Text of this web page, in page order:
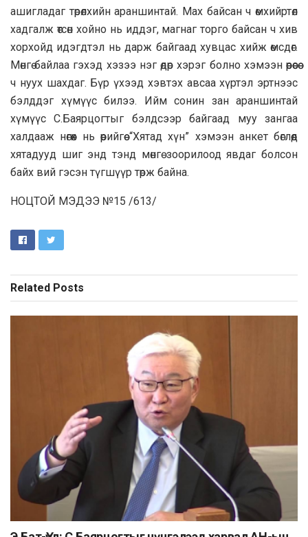
ашигладаг төрөлхийн араншинтай. Мах байсан ч өмхийртөл
хадгалж өтсөн хойно нь иддэг, магнаг торго байсан ч хив
хорхойд идэгдтэл нь дарж байгаад хувцас хийж өмсдөг.
Мөнгө байлаа гэхэд хэзээ нэг өдөр хэрэг болно хэмээн өөрөөсөө
ч нуух шахдаг. Бүр үхээд хэвтэх авсаа хүртэл эртнээс
бэлддэг хүмүүс билээ. Ийм сонин зан араншинтай
хүмүүс С.Баярцогтыг бэлдсээр байгаад муу зангаа
халдааж нөгөөх нь өөрийгөө “Хятад хүн” хэмээн анкет бөглөөд
хятадууд шиг энд тэнд мөнгө зоорилоод явдаг болсон
байх вий гэсэн түгшүүр төрж байна.
НОЦТОЙ МЭДЭЭ №15 /613/
Related Posts